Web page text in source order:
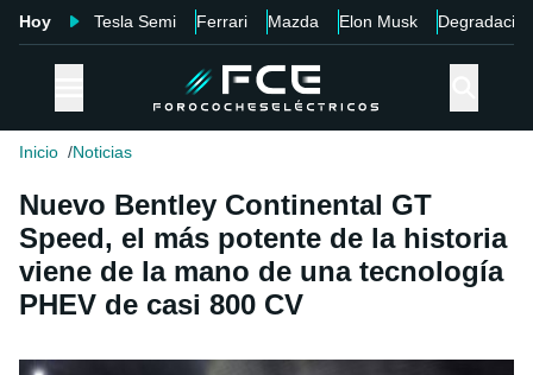
Hoy Tesla Semi Ferrari Mazda Elon Musk Degradación
Inicio Noticias
Nuevo Bentley Continental GT
Speed, el más potente de la historia
viene de la mano de una tecnología
PHEV de casi 800 CV